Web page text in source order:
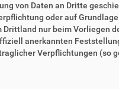
von Daten an Dritte
oder auf
nur beim Vorliegen
anerkannten
Verpflichtungen (so